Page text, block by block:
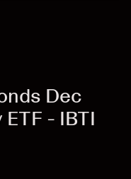
Dec
- IBTI